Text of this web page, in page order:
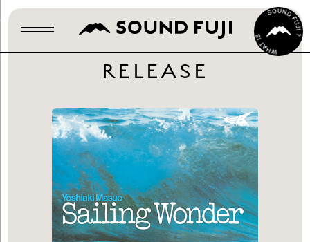
RELEASE